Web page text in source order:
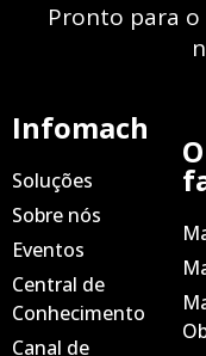
Pronto para
Infomach
Soluções
Sobre nós
Eventos
Central de
Conhecimento
Canal de